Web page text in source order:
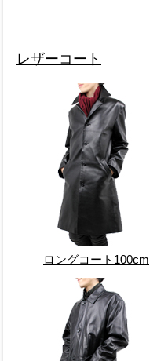
レザーコート
ロングコート100cm